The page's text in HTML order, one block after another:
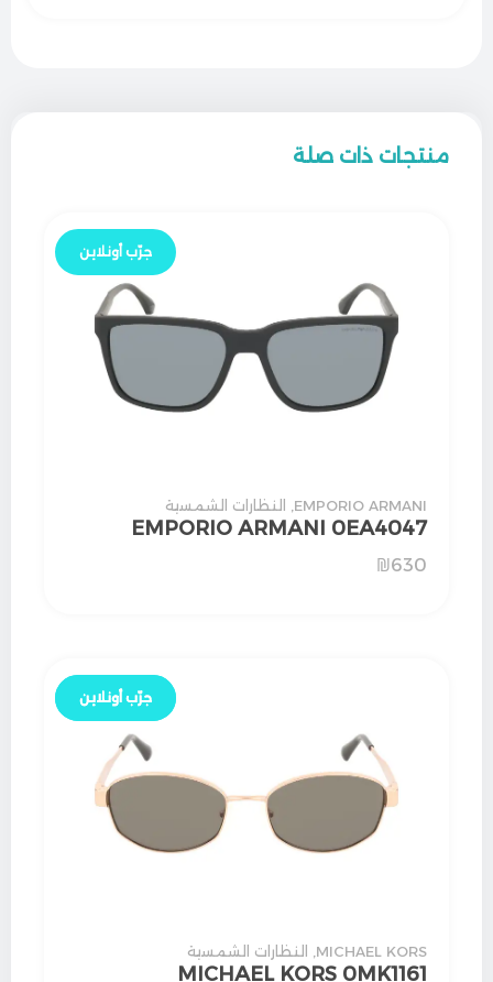
منتجات ذات صلة
EMPORIO ARMANI
, النظارات الشمسية
EMPORIO ARMANI 0EA4047
₪630
جرّب أونلاين
MICHAEL KORS
, النظارات الشمسية
MICHAEL KORS 0MK1161
جرّب أونلاين
جرّب أونلاين